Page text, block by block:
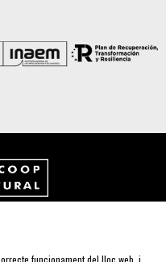
de Cal Font)
funcionament del lloc web, i